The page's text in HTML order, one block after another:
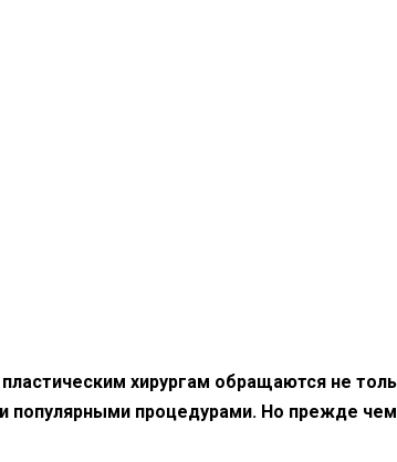
хирургам обращаются не
популярными процедурами. Но прежде